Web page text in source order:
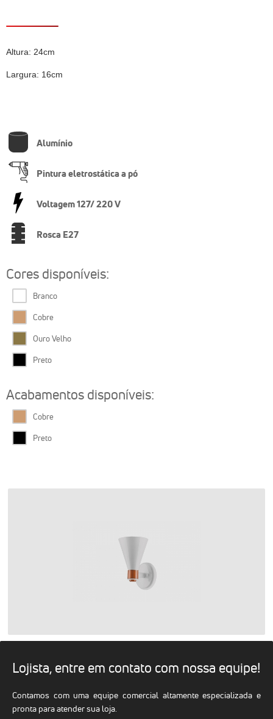
Altura: 24cm
Largura: 16cm
Alumínio
Pintura eletrostática a pó
Voltagem 127/ 220 V
Rosca E27
Cores disponíveis:
Branco
Cobre
Ouro Velho
Preto
Acabamentos disponíveis:
Cobre
Preto
Lojista, entre em contato com nossa equipe!
Contamos com uma equipe comercial altamente especializada e
pronta para atender sua loja.